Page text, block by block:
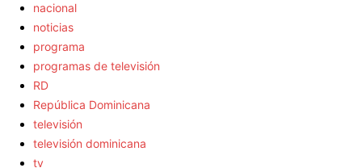
nacional
noticias
programa
programas de televisión
RD
República Dominicana
televisión
televisión dominicana
tv